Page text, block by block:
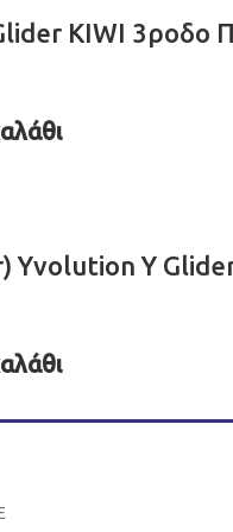
KIWI 3ροδο
Yvolution Y